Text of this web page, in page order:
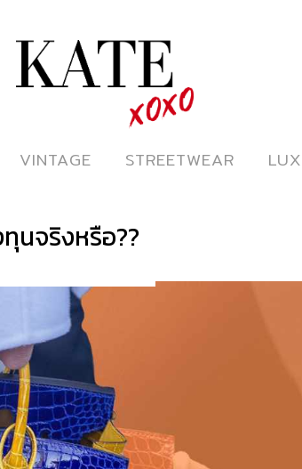
ดูหนังออนไลน์
VINTAGE
VINTAGE STREETWEAR
STREETWEAR
นจริงหรือ??